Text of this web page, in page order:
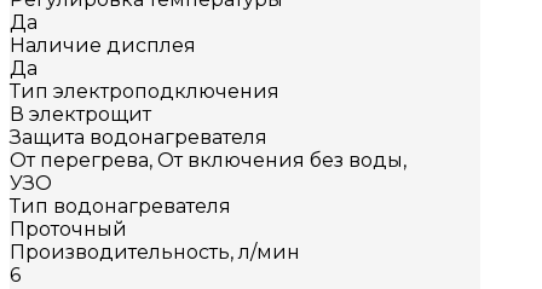
Да
Наличие дисплея
Да
Тип электроподключения
В электрощит
Защита водонагревателя
От перегрева, От включения без воды,
УЗО
Тип водонагревателя
Проточный
Производительность, л/мин
6